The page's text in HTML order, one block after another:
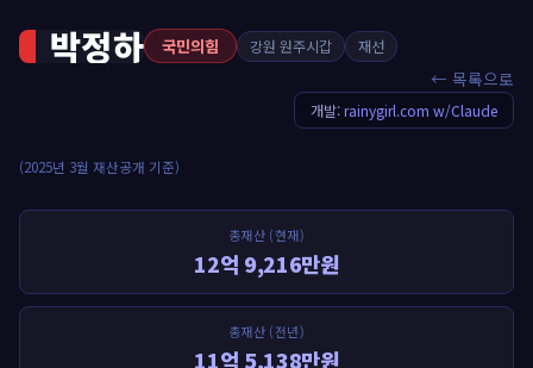
박정하 국민의힘 강원 원주시갑 재선
← 목록으로
개발:rainygirl.com w/Claude
(2025년 3월 재산공개 기준)
총재산 (현재)
12억 9,216만원
총재산 (전년)
11억 5,138만원